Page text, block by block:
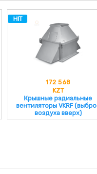
HIT
107 855
KZT
Крышные вентиляторы VKR